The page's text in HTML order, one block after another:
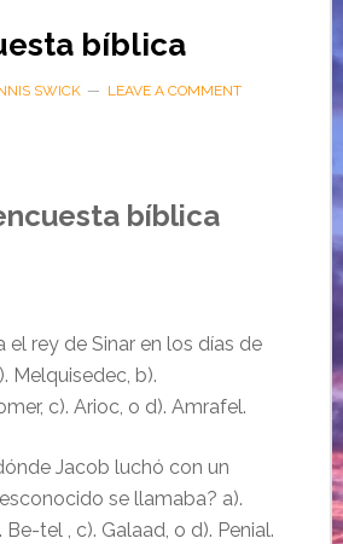
bíblica
SWICK LEAVE A COMMENT
bíblica
el rey de Sinar en los días de
Melquisedec, b).
c). Arioc, o d). Amrafel.
Jacob luchó con un
se llamaba? a).
Be-tel , c). Galaad, o d). Penial.